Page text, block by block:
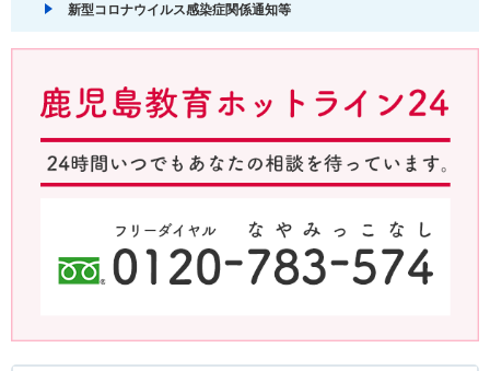
新型コロナウイルス感染症関係通知等
鹿児島教育ホットライン24 24時間いつでもあなたの相談を待ってい